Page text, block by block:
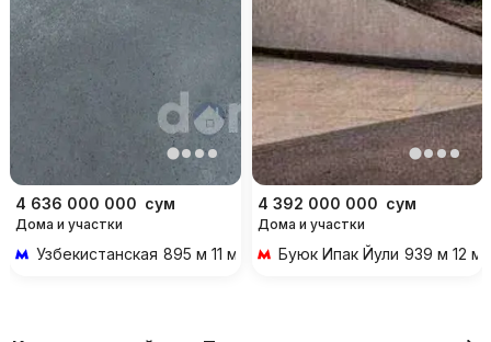
4 636 000 000 сум
Дома и участки
Узбекистанская 895 м 11 мин пешком
4 392 000 000 сум
Дома и участки
Буюк Ипак Йули 939 м 12